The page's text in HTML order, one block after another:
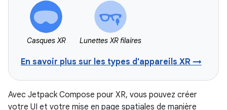
Casques XR Lunettes XR filaires
En savoir plus sur les types d'appareils XR →
Avec Jetpack Compose pour XR, vous pouvez créer
votre UI et votre mise en page spatiales de manière